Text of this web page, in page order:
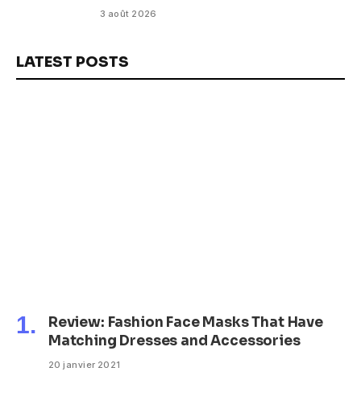
3 août 2026
LATEST POSTS
Review: Fashion Face Masks That Have
Matching Dresses and Accessories
20 janvier 2021